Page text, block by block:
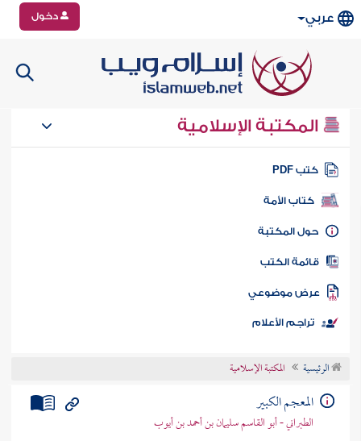
عربي دخول
المكتبة الإسلامية
كتب PDF
كتاب الأمة
المكتبة
الكتب
موضوعي
تراجم الأعلام
الرئيسية المكتبة الإسلامية
المعجم الكبير
الطبراني - أبو القاسم سليمان بن أحمد بن أيوب